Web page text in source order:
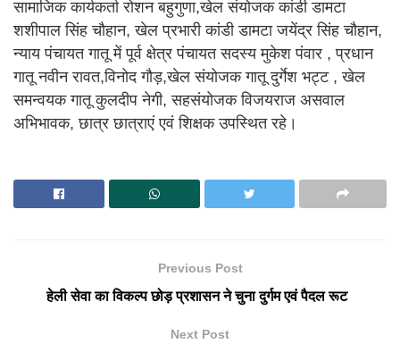
सामाजिक कार्यकर्ता रोशन बहुगुणा,खेल संयोजक कांडी डामटा
शशीपाल सिंह चौहान, खेल प्रभारी कांडी डामटा जयेंद्र सिंह चौहान,
न्याय पंचायत गातू में पूर्व क्षेत्र पंचायत सदस्य मुकेश पंवार , प्रधान
गातू नवीन रावत,विनोद गौड़,खेल संयोजक गातू दुर्गेश भट्ट , खेल
समन्वयक गातू कुलदीप नेगी, सहसंयोजक विजयराज असवाल
अभिभावक, छात्र छात्राएं एवं शिक्षक उपस्थित रहे।
Previous Post
हेली सेवा का विकल्प छोड़ प्रशासन ने चुना दुर्गम एवं पैदल रूट
Next Post